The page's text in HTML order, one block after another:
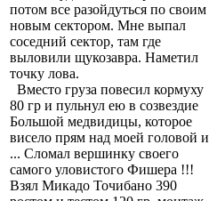
потом все разойдуться по своим
новым сектором. Мне выпал
соседний сектор, там где
выловили щукозавра. Наметил
точку лова.
Вместо груза повесил кормуху
80 гр и пульнул ею в созвездие
Большой медвидицы, которое
висело прям над моей головой и
... Сломал вершинку своего
самого уловистого Фишера !!!
Взял Микадо Точибано 390